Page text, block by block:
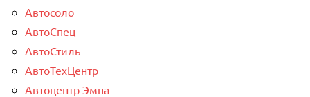
Автосоло
АвтоСпец
АвтоСтиль
АвтоТехЦентр
Автоцентр Эмпа